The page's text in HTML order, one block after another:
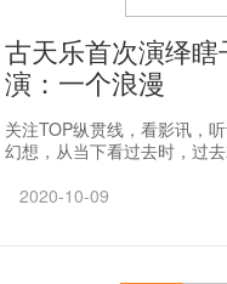
古天乐首次演绎
演：一个浪漫
关注TOP纵贯线，看影讯，
幻想，从当下看过去时，过
2020-10-09